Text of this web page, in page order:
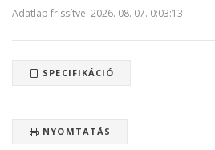
Adatlap frissítve: 2026. 08. 07. 0:03:13
SPECIFIKÁCIÓ
NYOMTATÁS